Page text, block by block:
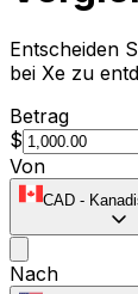
Entscheiden
bei Xe zu
Betrag
$
Von
CAD -
Nach